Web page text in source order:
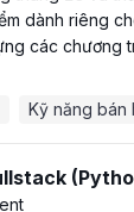
dành riêng
các chương
Kỹ năng bán